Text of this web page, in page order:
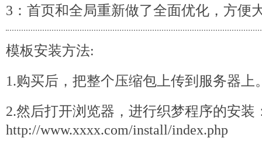
3：首页和全局重新做了全面优化，方便
模板安装方法:
1.购买后，把整个压缩包上传到服务器上
2.然后打开浏览器，进行织梦程序的安装
http://www.xxxx.com/install/index.php